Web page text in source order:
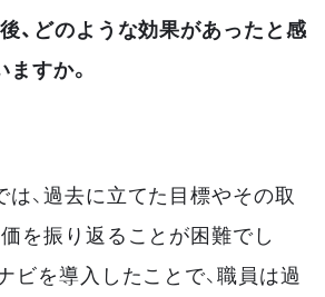
、どのような効果があったと感
すか。
、過去に立てた目標やその取
を振り返ることが困難でし
ビを導入したことで、職員は過